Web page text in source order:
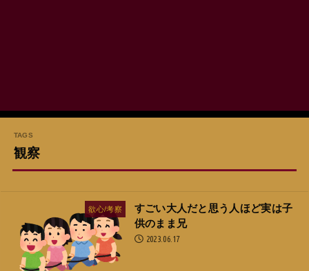
観察
欲心/考察
すごい大人だと思う人ほど実は子
供のまま兄
2023.06.17